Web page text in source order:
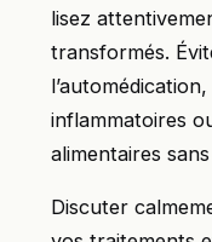
lisez
transformés.
inflammatoires
alimentaires
Discuter